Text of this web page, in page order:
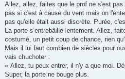
Allez, allez, faites que le prof ne s'est
pas si c'est à cause du vent mais on
pas qu'elle était aussi discrète. Purée,
La porte s’entrebâille lentement. Allez,
costumé, un petit coup de chance, rien
Mais il lui faut combien de siècles pour
vais chuchoter :
« Allez, tu peux entrer, il n'y a que moi.
Super, la porte ne bouge plus.